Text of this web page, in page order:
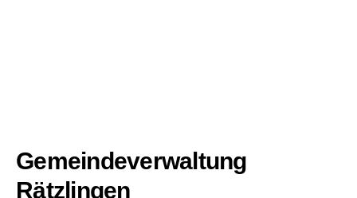
Gemeindeverwaltung
Rätzlingen